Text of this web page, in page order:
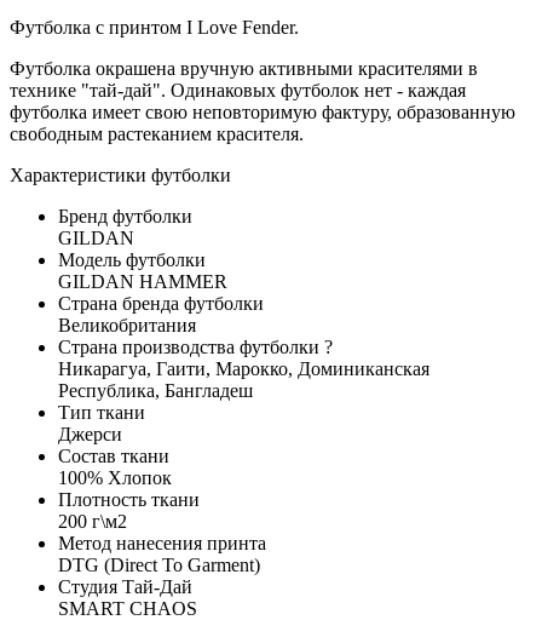
Футболка с принтом I Love Fender.
Футболка окрашена вручную активными красителями в
технике "тай-дай". Одинаковых футболок нет - каждая
футболка имеет свою неповторимую фактуру, образованную
свободным растеканием красителя.
Характеристики футболки
Бренд футболки
GILDAN
Модель футболки
GILDAN HAMMER
Страна бренда футболки
Великобритания
Страна производства футболки ?
Никарагуа, Гаити, Марокко, Доминиканская
Республика, Бангладеш
Тип ткани
Джерси
Состав ткани
100% Хлопок
Плотность ткани
200 г\м2
Метод нанесения принта
DTG (Direct To Garment)
Студия Тай-Дай
SMART CHAOS